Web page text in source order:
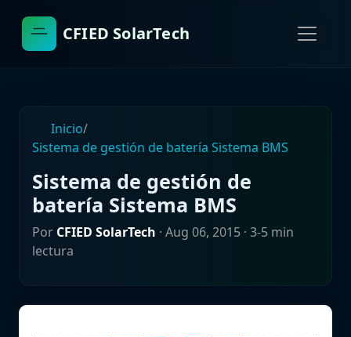
CFIED SolarTech
Inicio/
Sistema de gestión de batería Sistema BMS
Sistema de gestión de
batería Sistema BMS
Por CFIED SolarTech · Aug 06, 2015 · 3-5 min
lectura